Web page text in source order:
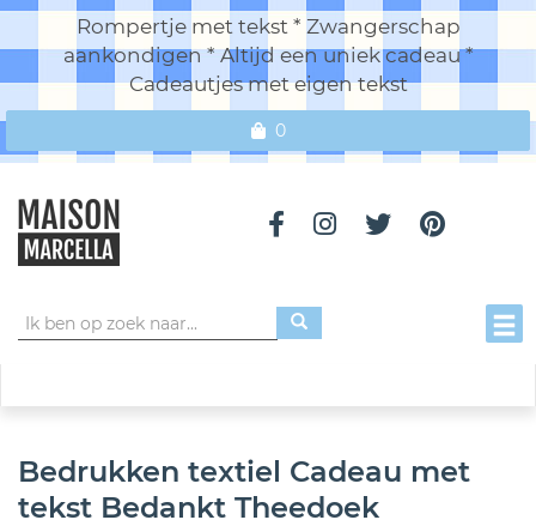
Rompertje met tekst * Zwangerschap
aankondigen * Altijd een uniek cadeau *
Cadeautjes met eigen tekst
0
Bedrukken textiel Cadeau met
tekst Bedankt Theedoek